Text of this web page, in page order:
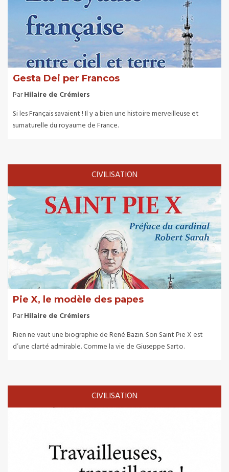
Gesta Dei per Francos
ParHilaire de Crémiers
Si les Français savaient ! Il y a bien une histoire merveilleuse et
surnaturelle du royaume de France.
CIVILISATION
Pie X, le modèle des papes
ParHilaire de Crémiers
Rien ne vaut une biographie de René Bazin. Son Saint Pie X est
d’une clarté admirable. Comme la vie de Giuseppe Sarto.
CIVILISATION